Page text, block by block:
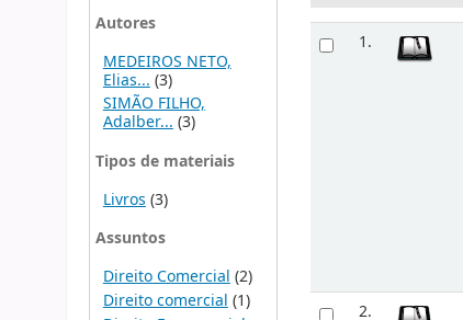
Autores
MEDEIROS NETO,
Elias... (3)
SIMÃO FILHO,
Adalber...(3)
Tipos de materiais
Livros (3)
Assuntos
Direito Comercial (2)
Direito comercial (1)
1.
2.